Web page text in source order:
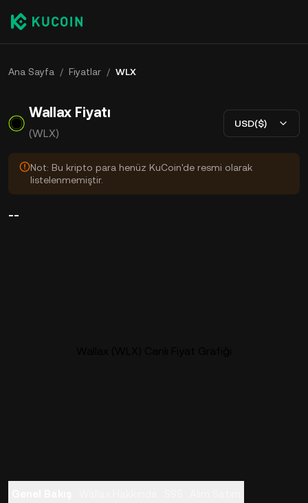
Ana Sayfa / Fiyatlar / WLX
Wallax Fiyatı
(WLX)
USD($)
Not: Bu kripto para henüz KuCoin'de resmi olarak
listelenmemiştir.
--